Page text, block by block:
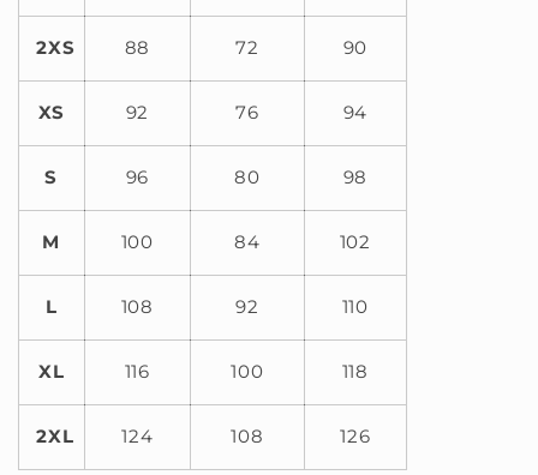
2XS 88 72 90
XS 92 76 94
S 96 80 98
M 100 84 102
L 108 92 110
XL 116 100 118
2XL 124 108 126